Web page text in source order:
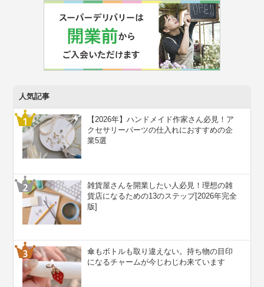
人気記事
【2026年】ハンドメイド作家さん必見！ア
クセサリーパーツの仕入れにおすすめの企
業5選
雑貨屋さんを開業したい人必見！理想の雑
貨店になるための13のステップ[2026年完全
版]
傘もボトルも取り違えない。持ち物の目印
になるチャームが今じわじわ来ています